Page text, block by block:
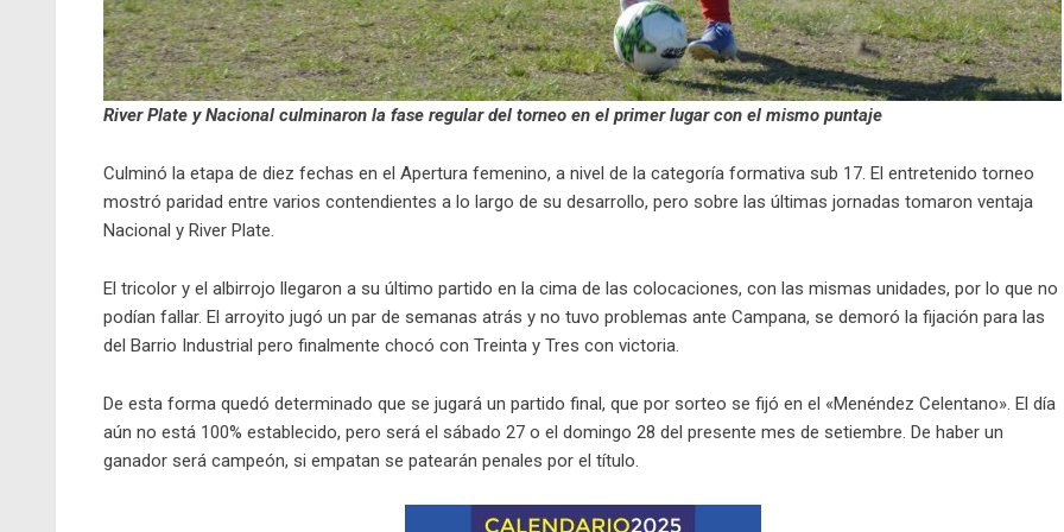
River Plate y Nacional culminaron la fase regular del torneo en el primer lugar con el mismo puntaje
Culminó la etapa de diez fechas en el Apertura femenino, a nivel de la categoría formativa sub 17. El entretenido torneo
mostró paridad entre varios contendientes a lo largo de su desarrollo, pero sobre las últimas jornadas tomaron ventaja
Nacional y River Plate.
El tricolor y el albirrojo llegaron a su último partido en la cima de las colocaciones, con las mismas unidades, por lo que no
podían fallar. El arroyito jugó un par de semanas atrás y no tuvo problemas ante Campana, se demoró la fijación para las
del Barrio Industrial pero finalmente chocó con Treinta y Tres con victoria.
De esta forma quedó determinado que se jugará un partido final, que por sorteo se fijó en el «Menéndez Celentano». El día
aún no está 100% establecido, pero será el sábado 27 o el domingo 28 del presente mes de setiembre. De haber un
ganador será campeón, si empatan se patearán penales por el título.